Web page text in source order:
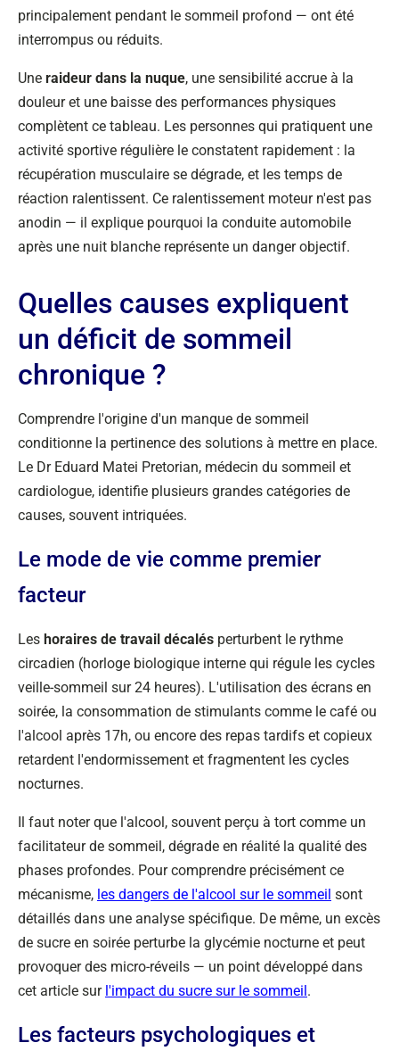
principalement pendant le sommeil profond — ont été
interrompus ou réduits.
Une raideur dans la nuque, une sensibilité accrue à la
douleur et une baisse des performances physiques
complètent ce tableau. Les personnes qui pratiquent une
activité sportive régulière le constatent rapidement : la
récupération musculaire se dégrade, et les temps de
réaction ralentissent. Ce ralentissement moteur n'est pas
anodin — il explique pourquoi la conduite automobile
après une nuit blanche représente un danger objectif.
Quelles causes expliquent
un déficit de sommeil
chronique ?
Comprendre l'origine d'un manque de sommeil
conditionne la pertinence des solutions à mettre en place.
Le Dr Eduard Matei Pretorian, médecin du sommeil et
cardiologue, identifie plusieurs grandes catégories de
causes, souvent intriquées.
Le mode de vie comme premier
facteur
Les horaires de travail décalés perturbent le rythme
circadien (horloge biologique interne qui régule les cycles
veille-sommeil sur 24 heures). L'utilisation des écrans en
soirée, la consommation de stimulants comme le café ou
l'alcool après 17h, ou encore des repas tardifs et copieux
retardent l'endormissement et fragmentent les cycles
nocturnes.
Il faut noter que l'alcool, souvent perçu à tort comme un
facilitateur de sommeil, dégrade en réalité la qualité des
phases profondes. Pour comprendre précisément ce
mécanisme, les dangers de l'alcool sur le sommeil sont
détaillés dans une analyse spécifique. De même, un excès
de sucre en soirée perturbe la glycémie nocturne et peut
provoquer des micro-réveils — un point développé dans
cet article sur l'impact du sucre sur le sommeil.
Les facteurs psychologiques et